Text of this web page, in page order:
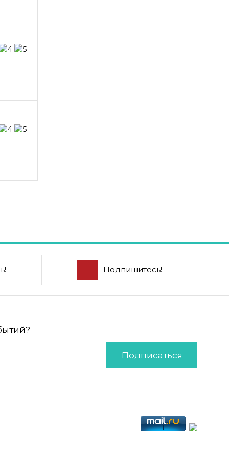
Подпишитесь!
Подписаться